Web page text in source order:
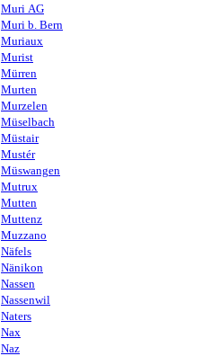
Muri AG
Muri b. Bern
Muriaux
Murist
Mürren
Murten
Murzelen
Müselbach
Müstair
Mustér
Müswangen
Mutrux
Mutten
Muttenz
Muzzano
Näfels
Nänikon
Nassen
Nassenwil
Naters
Nax
Naz